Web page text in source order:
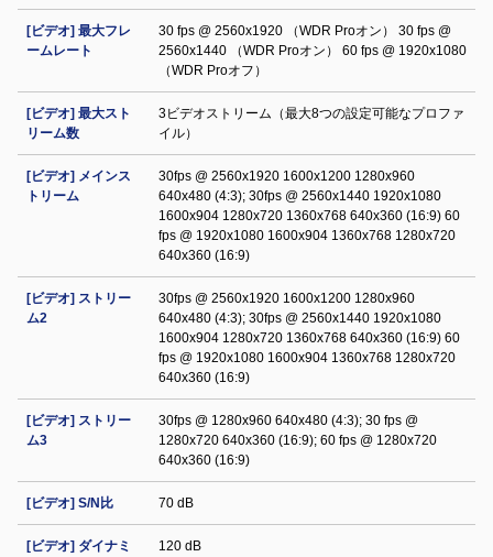
[ビデオ] 最大フレ
ームレート
30 fps @ 2560x1920 （WDR Proオン） 30 fps @
2560x1440 （WDR Proオン） 60 fps @ 1920x1080
（WDR Proオフ）
[ビデオ] 最大スト
リーム数
3ビデオストリーム（最大8つの設定可能なプロファ
イル）
[ビデオ] メインス
トリーム
30fps @ 2560x1920 1600x1200 1280x960
640x480 (4:3); 30fps @ 2560x1440 1920x1080
1600x904 1280x720 1360x768 640x360 (16:9) 60
fps @ 1920x1080 1600x904 1360x768 1280x720
640x360 (16:9)
[ビデオ] ストリー
ム2
30fps @ 2560x1920 1600x1200 1280x960
640x480 (4:3); 30fps @ 2560x1440 1920x1080
1600x904 1280x720 1360x768 640x360 (16:9) 60
fps @ 1920x1080 1600x904 1360x768 1280x720
640x360 (16:9)
[ビデオ] ストリー
ム3
30fps @ 1280x960 640x480 (4:3); 30 fps @
1280x720 640x360 (16:9); 60 fps @ 1280x720
640x360 (16:9)
[ビデオ] S/N比 70 dB
[ビデオ] ダイナミ
120 dB